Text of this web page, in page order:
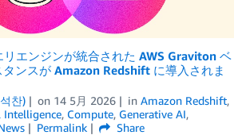
リエンジンが統合された AWS Graviton ベ
タンスが Amazon Redshift に導入されま
찬) on 14 5月 2026 in Amazon Redshift,
, Compute, Generative AI,
Permalink
Share